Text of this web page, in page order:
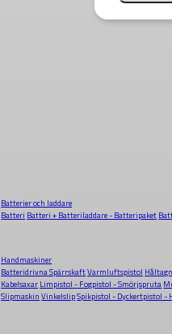
Batterier och laddare
Batteri Batteri + Batteriladdare - Batteripaket
Handmaskiner
Batteridrivna SpärrskaftVarmluftspistol
Kabelsaxar Limpistol - Fogpistol - Smörjspruta
Slipmaskin VinkelslipSpikpistol - Dyckertpistol -